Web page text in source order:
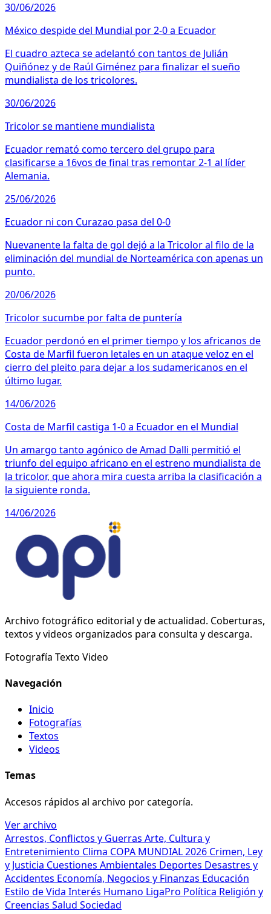
30/06/2026
México despide del Mundial por 2-0 a Ecuador
El cuadro azteca se adelantó con tantos de Julián
Quiñónez y de Raúl Giménez para finalizar el sueño
mundialista de los tricolores.
30/06/2026
Tricolor se mantiene mundialista
Ecuador remató como tercero del grupo para
clasificarse a 16vos de final tras remontar 2-1 al líder
Alemania.
25/06/2026
Ecuador ni con Curazao pasa del 0-0
Nuevanente la falta de gol dejó a la Tricolor al filo de la
eliminación del mundial de Norteamérica con apenas un
punto.
20/06/2026
Tricolor sucumbe por falta de puntería
Ecuador perdonó en el primer tiempo y los africanos de
Costa de Marfil fueron letales en un ataque veloz en el
cierro del pleito para dejar a los sudamericanos en el
último lugar.
14/06/2026
Costa de Marfil castiga 1-0 a Ecuador en el Mundial
Un amargo tanto agónico de Amad Dalli permitió el
triunfo del equipo africano en el estreno mundialista de
la tricolor, que ahora mira cuesta arriba la clasificación a
la siguiente ronda.
14/06/2026
Archivo fotográfico editorial y de actualidad. Coberturas,
textos y videos organizados para consulta y descarga.
Fotografía Texto Video
Navegación
Inicio
Fotografías
Textos
Videos
Temas
Accesos rápidos al archivo por categoría.
Ver archivo
Arrestos, Conflictos y Guerras Arte, Cultura y
Entretenimiento Clima COPA MUNDIAL 2026 Crimen, Ley
y Justicia Cuestiones Ambientales Deportes Desastres y
Accidentes Economía, Negocios y Finanzas Educación
Estilo de Vida Interés Humano LigaPro Política Religión y
Creencias Salud Sociedad